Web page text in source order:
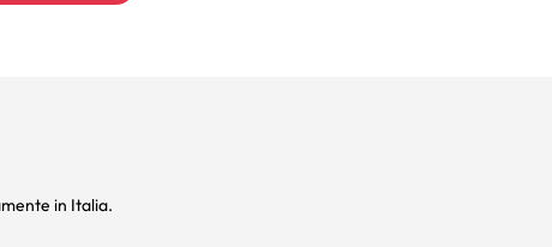
in Italia.